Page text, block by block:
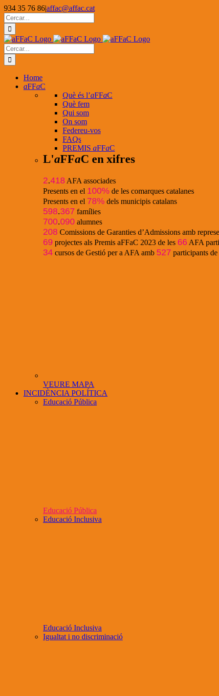
Skip
to
content
934 35 76 86|affac@affac.cat
Facebook
X
YouTube
Cerca
…
Cerca
…
Home
aFFaC
Què és l’aFFaC
Què fem
Qui som
On som
Federeu-vos
FAQs
PREMIS aFFaC
L'aFFaC en xifres
2.418 AFA associades
Presents en el 100% de les comarques catalanes
Presents en el 78% dels municipis catalans
598.367 famílies
700.090 alumnes
208 Comissions de Garanties d’Admissions amb
69 projectes als Premis aFFaC 2023 de les 66 AFA
34 cursos de Gestió per a AFA amb 527 participants de
VEURE MAPA
INCIDÈNCIA POLÍTICA
Educació Pública
Educació Pública
Educació Inclusiva
Educació Inclusiva
Igualtat i no discriminació